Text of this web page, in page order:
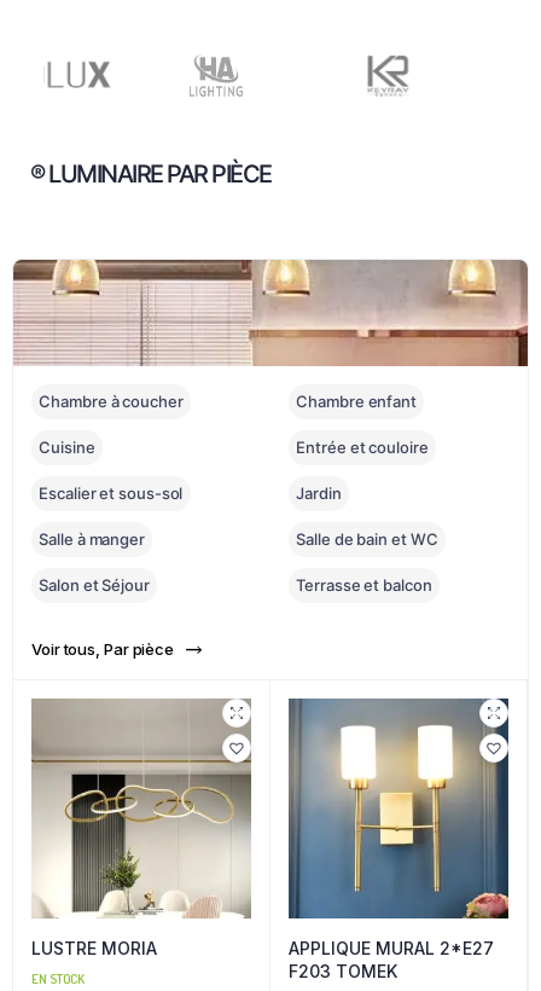
® LUMINAIRE PAR PIÈCE
Chambre à coucher Chambre enfant
Cuisine Entrée et couloire
Escalier et sous-sol Jardin
Salle à manger Salle de bain et WC
Salon et Séjour Terrasse et balcon
Voir tous, Par pièce
LUSTRE MORIA
EN STOCK
APPLIQUE MURAL 2*E27
F203 TOMEK